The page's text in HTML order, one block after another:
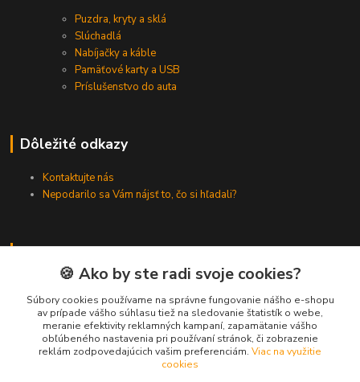
Puzdra, kryty a sklá
Slúchadlá
Nabíjačky a káble
Pamäťové karty a USB
Príslušenstvo do auta
Dôležité odkazy
Kontaktujte nás
Nepodarilo sa Vám nájsť to, čo si hľadali?
Kontakty
Zákaznícka podpora SMARTINO.sk
(Po-Pia, 8-16 hod.)
info@smartino.sk
🍪 Ako by ste radi svoje cookies?
Súbory cookies používame na správne fungovanie nášho e-shopu
av prípade vášho súhlasu tiež na sledovanie štatistík o webe,
meranie efektivity reklamných kampaní, zapamätanie vášho
obľúbeného nastavenia pri používaní stránok, či zobrazenie
reklám zodpovedajúcich vašim preferenciám. Viac na využitie
cookies